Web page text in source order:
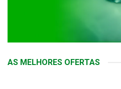
AS MELHORES OFERTAS